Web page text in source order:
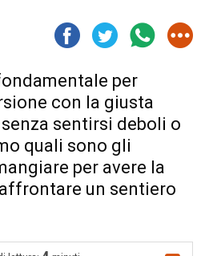
per
con la giusta
sentirsi deboli o
quali sono gli
per avere la
un sentiero